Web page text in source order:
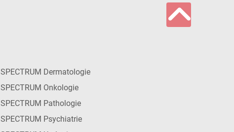
SPECTRUM Dermatologie
SPECTRUM Onkologie
SPECTRUM Pathologie
SPECTRUM Psychiatrie